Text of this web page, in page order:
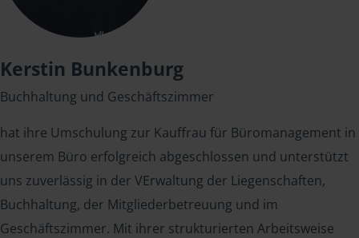
Kerstin Bunkenburg
Buchhaltung und Geschäftszimmer
hat ihre Umschulung zur Kauffrau für Büromanagement in
unserem Büro erfolgreich abgeschlossen und unterstützt
uns zuverlässig in der VErwaltung der Liegenschaften,
Buchhaltung, der Mitgliederbetreuung und im
Geschäftszimmer. Mit ihrer strukturierten Arbeitsweise